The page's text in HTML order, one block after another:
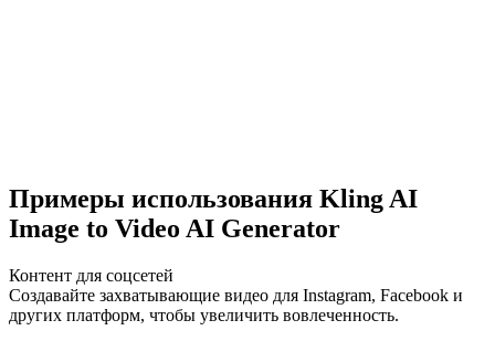
Примеры использования Kling AI
Image to Video AI Generator
Контент для соцсетей
Создавайте захватывающие видео для Instagram, Facebook и
других платформ, чтобы увеличить вовлеченность.